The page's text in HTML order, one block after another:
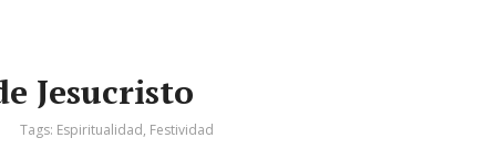
Jesucristo
Tags: Espiritualidad, Festividad